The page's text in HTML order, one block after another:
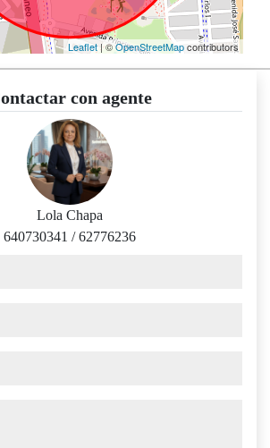
Leaflet| ©OpenStreetMapcontributors
con agente
Lola Chapa
640730341 /62776236